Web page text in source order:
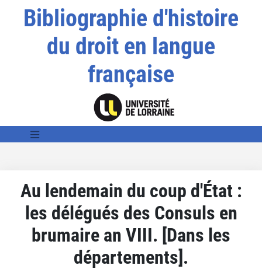
Bibliographie d'histoire
du droit en langue
française
Au lendemain du coup d'État :
les délégués des Consuls en
brumaire an VIII. [Dans les
départements].